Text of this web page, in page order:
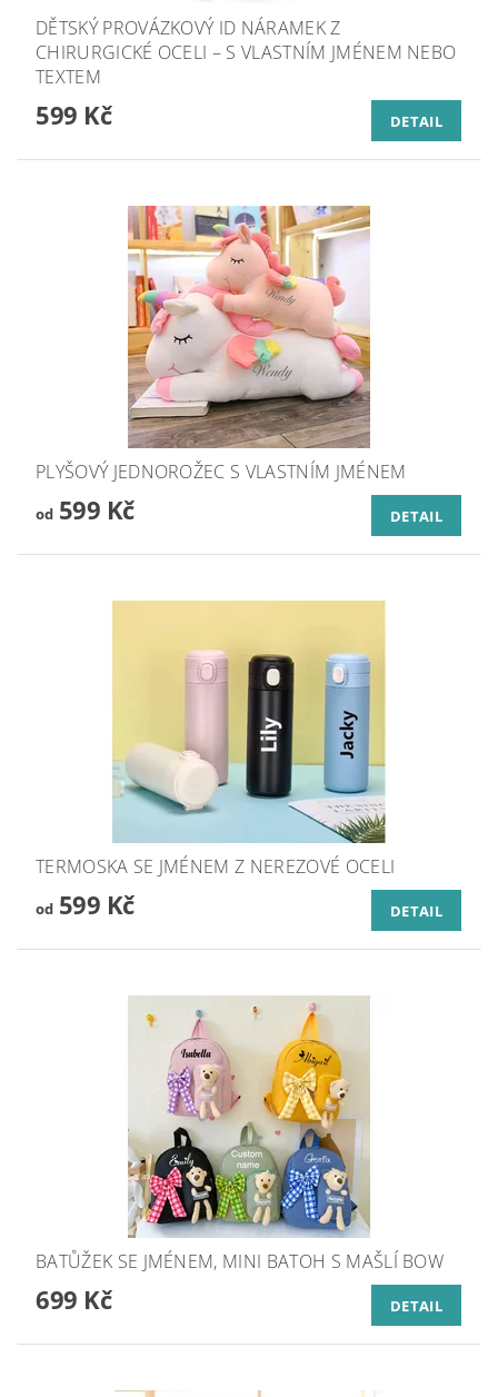
DĚTSKÝ PROVÁZKOVÝ ID NÁRAMEK Z
CHIRURGICKÉ OCELI – S VLASTNÍM JMÉNEM NEBO
TEXTEM
599 Kč DETAIL
PLYŠOVÝ JEDNOROŽEC S VLASTNÍM JMÉNEM
od599 Kč DETAIL
TERMOSKA SE JMÉNEM Z NEREZOVÉ OCELI
od599 Kč DETAIL
BATŮŽEK SE JMÉNEM, MINI BATOH S MAŠLÍ BOW
699 Kč DETAIL